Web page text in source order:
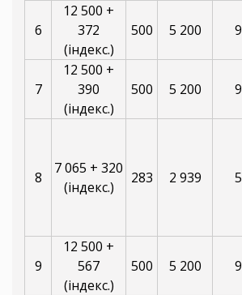
6
12 500 +
372
(індекс.)
500 5 200
7
12 500 +
390
(індекс.)
500 5 200
8
7 065 + 320
(індекс.)
283 2 939
9
12 500 +
567
(індекс.)
500 5 200